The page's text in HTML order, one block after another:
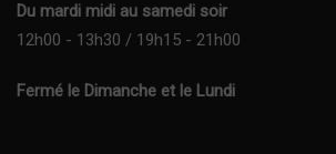
Du mardi midi au samedi soir
12h00 - 13h30 / 19h15 - 21h00
Fermé le Dimanche et le Lundi